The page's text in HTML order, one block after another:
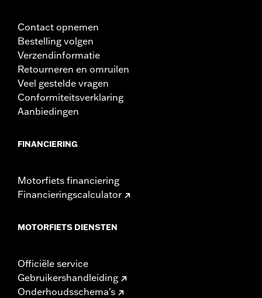
Windschermhoogte boven koplamp maateenheid:
Hoogte windscherm:27.4
Hoogte windscherm maateenheid:
Contact opnemen
Bestelling volgen
Verzendinformatie
Retourneren en omruilen
Veel gestelde vragen
Conformiteitsverklaring
Aanbiedingen
FINANCIERING
Motorfiets financiering
Financieringscalculator
MOTORFIETS DIENSTEN
Officiële service
Gebruikershandleiding
Onderhoudsschema's